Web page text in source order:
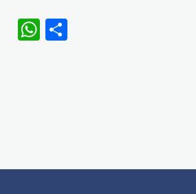
WhatsApp